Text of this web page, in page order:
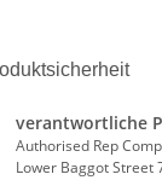
verantwortliche
Authorised Rep
Lower Baggot Street